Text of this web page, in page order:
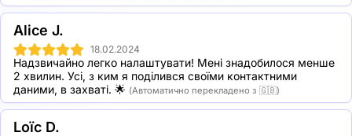
Alice J.
18.02.2024
Надзвичайно легко налаштувати! Мені знадобилося менше
2 хвилин. Усі, з ким я поділився своїми контактними
даними, в захваті. 🌟 (Автоматично перекладено з 🇬🇧)
Loïc D.